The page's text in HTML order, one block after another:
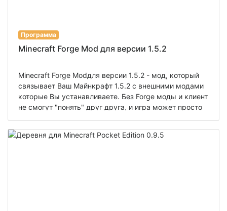
Программа
Minecraft Forge Mod для версии 1.5.2
Minecraft Forge Modдля версии 1.5.2 - мод, который
связывает Ваш Майнкрафт 1.5.2 с внешними модами
которые Вы устанавливаете. Без Forge моды и клиент
не смогут "понять" друг друга, и игра может просто
Mod Скачать Minecraft Forge Mod для версии 1.5.2
на MinecraftGaming.Ru